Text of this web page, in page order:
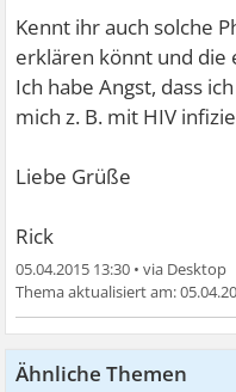
Kennt ihr auch solche
erklären könnt und die
Ich habe Angst, dass
mich z. B. mit HIV
Liebe Grüße
Rick
05.04.2015 13:30 •
Ähnliche Themen